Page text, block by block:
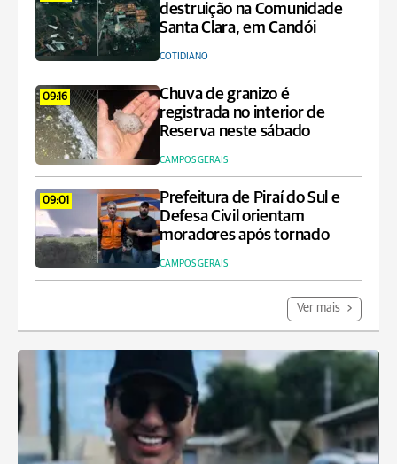
destruição na Comunidade
Santa Clara, em Candói
COTIDIANO
09:16
Chuva de granizo é
registrada no interior de
Reserva neste sábado
CAMPOS GERAIS
09:01
Prefeitura de Piraí do Sul e
Defesa Civil orientam
moradores após tornado
CAMPOS GERAIS
Ver mais